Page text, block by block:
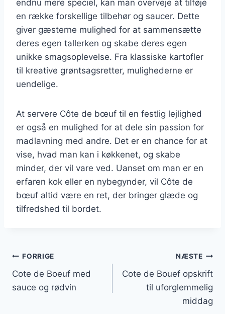
endnu mere speciel, kan man overveje at tilføje
en række forskellige tilbehør og saucer. Dette
giver gæsterne mulighed for at sammensætte
deres egen tallerken og skabe deres egen
unikke smagsoplevelse. Fra klassiske kartofler
til kreative grøntsagsretter, mulighederne er
uendelige.
At servere Côte de bœuf til en festlig lejlighed
er også en mulighed for at dele sin passion for
madlavning med andre. Det er en chance for at
vise, hvad man kan i køkkenet, og skabe
minder, der vil vare ved. Uanset om man er en
erfaren kok eller en nybegynder, vil Côte de
bœuf altid være en ret, der bringer glæde og
tilfredshed til bordet.
Indlægsnavigation
FORRIGE
Cote de Boeuf med
sauce og rødvin
NÆSTE
Cote de Bouef opskrift
til uforglemmelig
middag